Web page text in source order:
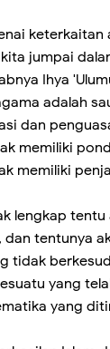
keterkaitan
jumpai
Ihya
adalah
dan
memiliki
memiliki
lengkap tentu
tentunya
tidak
yang
yang